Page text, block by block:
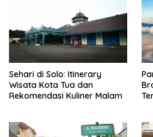
Sehari di Solo: Itinerary
Wisata Kota Tua dan
Rekomendasi Kuliner Malam